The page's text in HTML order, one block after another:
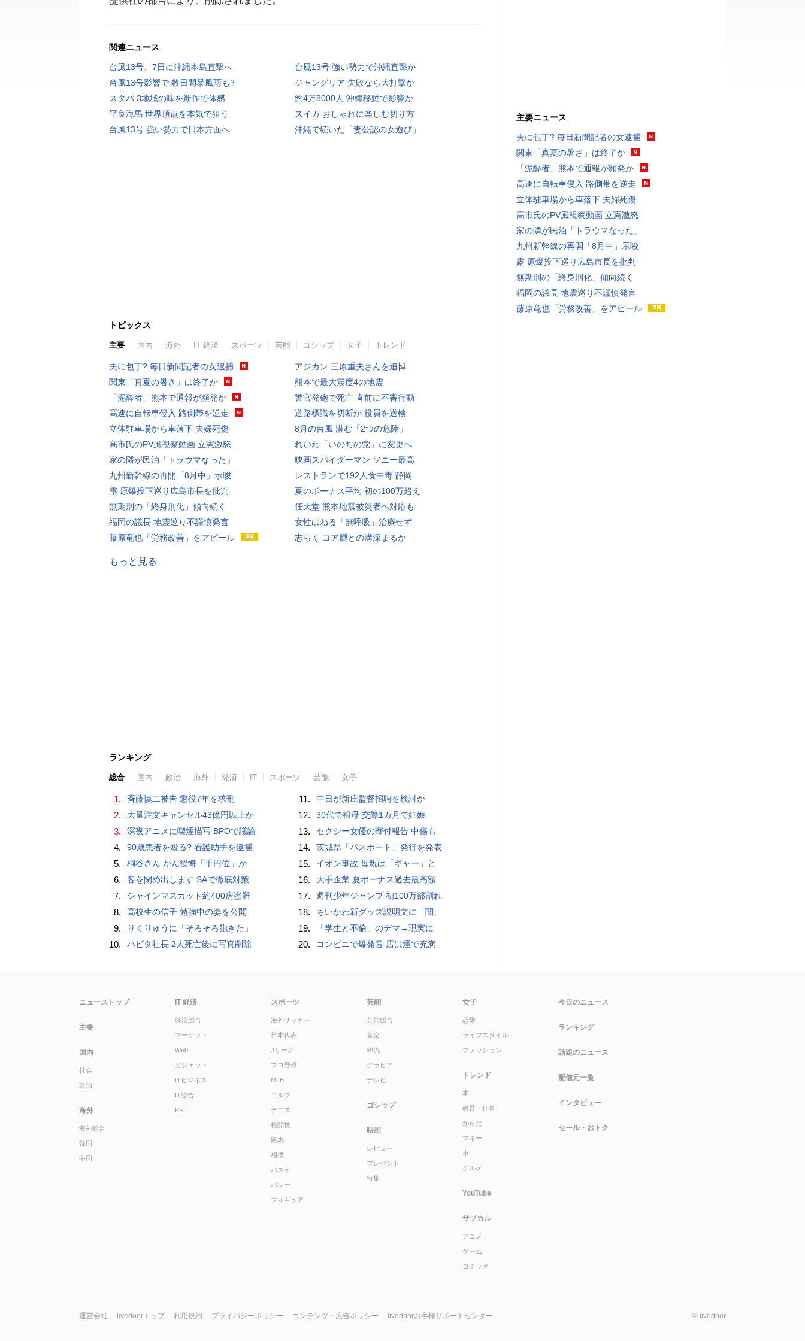
関連ニュース
台風13号、7日に沖縄本島直撃へ
台風13号 強い勢力で沖縄直撃か
台風13号影響で 数日間暴風雨も?
ジャングリア 失敗なら大打撃か
スタバ 3地域の味を新作で体感
約4万8000人 沖縄移動で影響か
平良海馬 世界頂点を本気で狙う
スイカ おしゃれに楽しむ切り方
台風13号 強い勢力で日本方面へ
沖縄で続いた「妻公認の女遊び」
トピックス
主要 国内 海外 IT 経済 スポーツ 芸能 ゴシップ 女子 トレンド
夫に包丁? 毎日新聞記者の女逮捕
関東「真夏の暑さ」は終了か
「泥酔者」熊本で通報が頻発か
高速に自転車侵入 路側帯を逆走
立体駐車場から車落下 夫婦死傷
高市氏のPV風視察動画 立憲激怒
家の隣が民泊「トラウマなった」
九州新幹線の再開「8月中」示唆
露 原爆投下巡り広島市長を批判
無期刑の「終身刑化」傾向続く
福岡の議長 地震巡り不謹慎発言
藤原竜也「労務改善」をアピール
アジカン 三原重夫さんを追悼
熊本で最大震度4の地震
警官発砲で死亡 直前に不審行動
道路標識を切断か 役員を送検
8月の台風 潜む「2つの危険」
れいわ「いのちの党」に変更へ
映画スパイダーマン ソニー最高
レストランで192人食中毒 静岡
夏のボーナス平均 初の100万超え
任天堂 熊本地震被災者へ対応も
女性はねる「無呼吸」治療せず
志らく コア層との溝深まるか
もっと見る
ランキング
総合 国内 政治 海外 経済 IT スポーツ 芸能 女子
1. 斉藤慎二被告 懲役7年を求刑
2. 大量注文キャンセル43億円以上か
3. 深夜アニメに喫煙描写 BPOで議論
4. 90歳患者を殴る? 看護助手を逮捕
5. 桐谷さん がん後悔「千円位」か
6. 客を閉め出します SAで徹底対策
7. シャインマスカット約400房盗難
8. 高校生の信子 勉強中の姿を公開
9. りくりゅうに「そろそろ飽きた」
10. ハビタ社長 2人死亡後に写真削除
11. 中日が新庄監督招聘を検討か
12. 30代で祖母 交際1カ月で妊娠
13. セクシー女優の寄付報告 中傷も
14. 茨城県「パスポート」発行を発表
15. イオン事故 母親は「ギャー」と
16. 大手企業 夏ボーナス過去最高額
17. 週刊少年ジャンプ 初100万部割れ
18. ちいかわ新グッズ説明文に「闇」
19. 「学生と不倫」のデマ→現実に
20. コンビニで爆発音 店は煙で充満
主要ニュース
夫に包丁? 毎日新聞記者の女逮捕
関東「真夏の暑さ」は終了か
「泥酔者」熊本で通報が頻発か
高速に自転車侵入 路側帯を逆走
立体駐車場から車落下 夫婦死傷
高市氏のPV風視察動画 立憲激怒
家の隣が民泊「トラウマなった」
九州新幹線の再開「8月中」示唆
露 原爆投下巡り広島市長を批判
無期刑の「終身刑化」傾向続く
福岡の議長 地震巡り不謹慎発言
藤原竜也「労務改善」をアピール
ニューストップ
主要
国内
社会
政治
海外
海外総合
韓国
中国
IT 経済
経済総合
マーケット
Web
ガジェット
ITビジネス
IT総合
PR
スポーツ
海外サッカー
日本代表
Jリーグ
プロ野球
MLB
ゴルフ
テニス
格闘技
競馬
相撲
バスケ
バレー
フィギュア
芸能
芸能総合
音楽
韓流
グラビア
テレビ
ゴシップ
映画
レビュー
プレゼント
特集
女子
恋愛
ライフスタイル
ファッション
トレンド
本
教育・仕事
からだ
マネー
車
グルメ
YouTube
サブカル
アニメ
ゲーム
コミック
今日のニュース
ランキング
話題のニュース
配信元一覧
インタビュー
セール・おトク
運営会社 livedoorトップ 利用規約 プライバシーポリシー コンテンツ・広告ポリシー livedoorお客様サポートセンター © livedoor